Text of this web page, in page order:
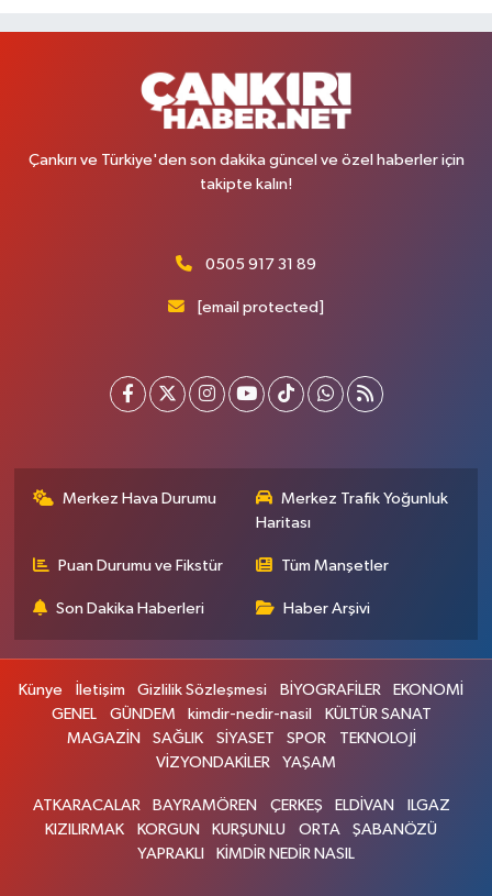
Çankırı ve Türkiye'den son dakika güncel ve özel haberler için
takipte kalın!
0505 917 31 89
[email protected]
Merkez Hava Durumu
Merkez Trafik Yoğunluk
Haritası
Puan Durumu ve Fikstür Tüm Manşetler
Son Dakika Haberleri Haber Arşivi
Künye İletişim Gizlilik Sözleşmesi BİYOGRAFİLER
EKONOMİ
GENEL
GÜNDEM kimdir-nedir-nasil
KÜLTÜR SANAT
MAGAZİN
SAĞLIK SİYASET SPOR
TEKNOLOJİ
VİZYONDAKİLER
YAŞAM
ATKARACALAR BAYRAMÖREN ÇERKEŞ ELDİVAN
ILGAZ
KIZILIRMAK
KORGUN KURŞUNLU ORTA
ŞABANÖZÜ
YAPRAKLI
KİMDİR NEDİR NASIL